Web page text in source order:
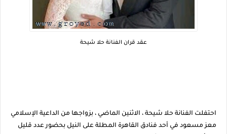
عقد قران الفنانة حلا شيحة
احتفلت الفنانة حلا شيحة ، الاثنين الماضي ، بزواجها من الداعية الإسلامي
معز مسعود في أحد فنادق القاهرة المطلة على النيل بحضور عدد قليل